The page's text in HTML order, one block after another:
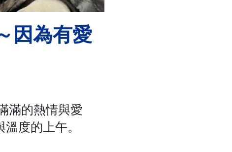
因為有愛
滿的熱情與愛
度的上午。